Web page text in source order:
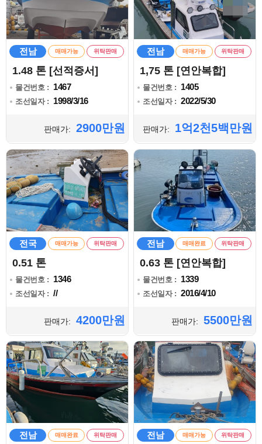
전남 매매가능 위탁판매
1.48 톤 [선적증서]
물건번호 : 1467
조선일자 : 1998/3/16
판매가: 2900만원
전남 매매가능 위탁판매
1,75 톤 [연안복합]
물건번호 : 1405
조선일자 : 2022/5/30
판매가: 1억2천5백만원
전국 매매가능 위탁판매
0.51 톤
물건번호 : 1346
조선일자 : //
판매가: 4200만원
전남 매매완료 위탁판매
0.63 톤 [연안복합]
물건번호 : 1339
조선일자 : 2016/4/10
판매가: 5500만원
전남 매매완료 위탁판매 전남 매매가능 위탁판매